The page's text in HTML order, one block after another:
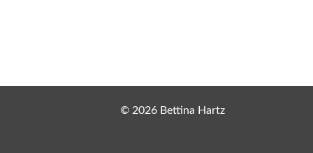
© 2026 Bettina Hartz